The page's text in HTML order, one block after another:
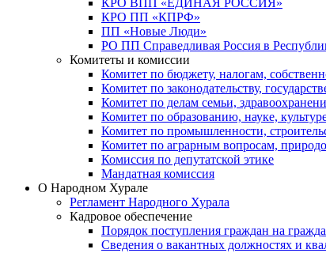
КРО ВПП «ЕДИНАЯ РОССИЯ»
КРО ПП «КПРФ»
ПП «Новые Люди»
РО ПП Справедливая Россия в
Комитеты и комиссии
Комитет по бюджету, налогам,
Комитет по законодательству,
Комитет по делам семьи,
Комитет по образованию, науке,
Комитет по промышленности,
Комитет по аграрным вопросам,
Комиссия по депутатской этике
Мандатная комиссия
О Народном Хурале
Регламент Народного Хурала
Кадровое обеспечение
Порядок поступления граждан на
Сведения о вакантных должностях и